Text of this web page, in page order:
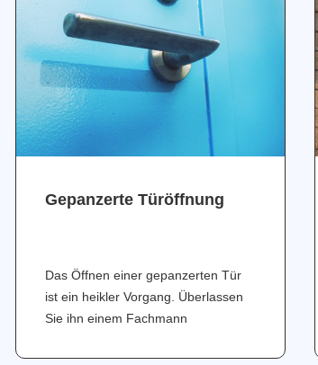
Gepanzerte Türöffnung
Das Öffnen einer gepanzerten Tür
ist ein heikler Vorgang. Überlassen
Sie ihn einem Fachmann